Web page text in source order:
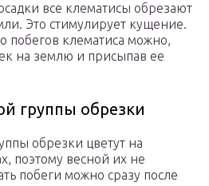
все клематисы обрезают
Это стимулирует кущение.
побегов клематиса можно,
на землю и присыпав ее
группы обрезки
обрезки цветут на
поэтому весной их не
побеги можно сразу после